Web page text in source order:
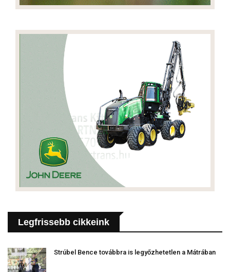
Legfrissebb cikkeink
Strúbel Bence továbbra is legyőzhetetlen a Mátrában